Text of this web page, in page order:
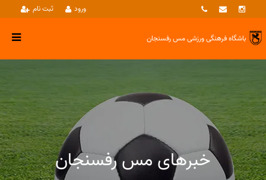
ثبت نام ورود
باشگاه فرهنگی ورزشیمس رفسنجان
خبرهای مس رفسنجان